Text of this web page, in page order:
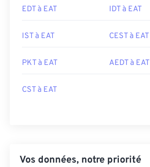
EDT à EAT IDT à EAT
IST à EAT CEST à EAT
PKT à EAT AEDT à EAT
CST à EAT
Vos données, notre priorité